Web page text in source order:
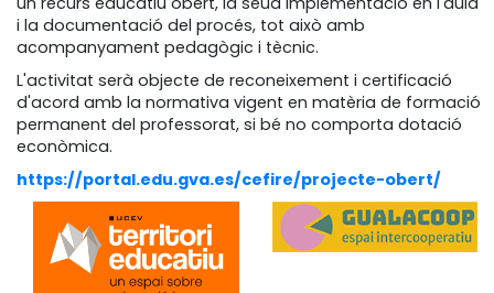
i la documentació del procés, tot això amb
acompanyament pedagògic i tècnic.
L'activitat serà objecte de reconeixement i certificació
d'acord amb la normativa vigent en matèria de formació
permanent del professorat, si bé no comporta dotació
econòmica.
https://portal.edu.gva.es/cefire/projecte-obert/